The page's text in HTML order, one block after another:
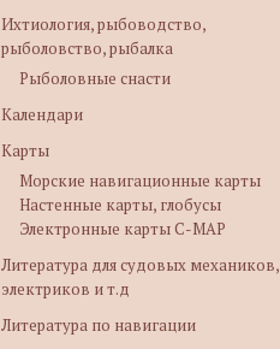
Ихтиология, рыбоводство,
рыболовство, рыбалка
Рыболовные снасти
Календари
Карты
Морские навигационные карты
Настенные карты, глобусы
Электронные карты C-MAP
Литература для судовых механиков,
электриков и т.д
Литература по навигации